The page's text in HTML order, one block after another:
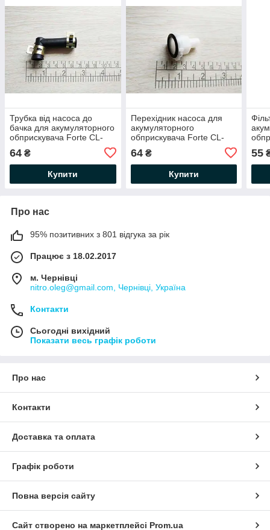
Трубка від насоса до
бачка для акумуляторного
обприскувача Forte CL-
64 ₴
Купити
Перехідник насоса для
акумуляторного
обприскувача Forte CL-
64₴
Купити
55
Про нас
95% позитивних з 801 відгука за рік
Працює з 18.02.2017
м. Чернівці
nitro.oleg@gmail.com, Чернівці, Україна
Контакти
Сьогодні вихідний
Показати весь графік роботи
Про нас
Контакти
Доставка та оплата
Графік роботи
Повна версія сайту
Сайт створено на маркетплейсі Prom.ua